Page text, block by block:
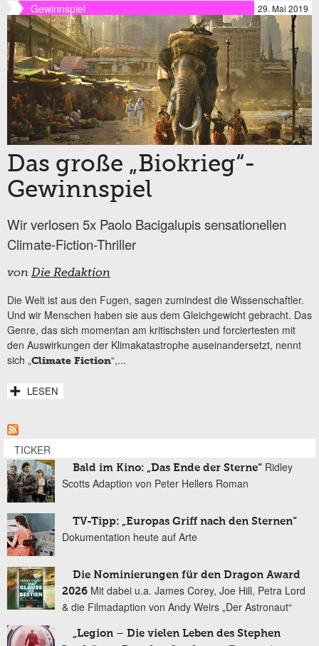
Gewinnspiel 29. Mai 2019
Das große „Biokrieg“-
Gewinnspiel
Wir verlosen 5x Paolo Bacigalupis sensationellen
Climate-Fiction-Thriller
von Die Redaktion
Die Welt ist aus den Fugen, sagen zumindest die Wissenschaftler.
Und wir Menschen haben sie aus dem Gleichgewicht gebracht. Das
Genre, das sich momentan am kritischsten und forciertesten mit
den Auswirkungen der Klimakatastrophe auseinandersetzt, nennt
sich „Climate Fiction“,...
LESEN
TICKER
Bald im Kino: „Das Ende der Sterne“ Ridley
Scotts Adaption von Peter Hellers Roman
TV-Tipp: „Europas Griff nach den Sternen“
Dokumentation heute auf Arte
Die Nominierungen für den Dragon Award
2026 Mit dabei u.a. James Corey, Joe Hill, Petra Lord
& die Filmadaption von Andy Weirs „Der Astronaut“
„Legion – Die vielen Leben des Stephen